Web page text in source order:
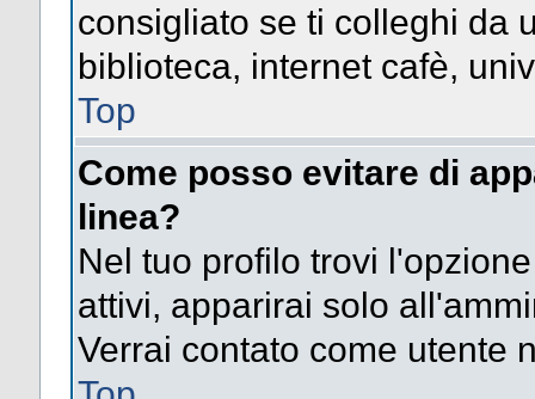
consigliato se ti colleghi da
biblioteca, internet cafè,
Top
Come posso evitare di
linea?
Nel tuo profilo trovi
attivi, apparirai solo
Verrai contato come utente